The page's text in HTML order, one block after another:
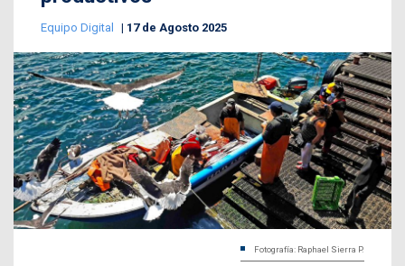
Equipo Digital 17 de Agosto 2025
Fotografía: Raphael Sierra P.